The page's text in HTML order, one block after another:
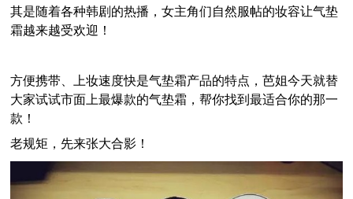
其是随着各种韩剧的热播，女主角们自然服帖的妆容让气垫
霜越来越受欢迎！
方便携带、上妆速度快是气垫霜产品的特点，芭姐今天就替
大家试试市面上最爆款的气垫霜，帮你找到最适合你的那一
款！
老规矩，先来张大合影！